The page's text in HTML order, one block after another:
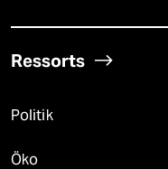
Ressorts
Politik
Öko